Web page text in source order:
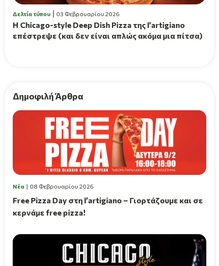
Δελτία τύπου 03 Φεβρουαρίου 2026
Η Chicago-style Deep Dish Pizza της l’artigiano
επέστρεψε (και δεν είναι απλώς ακόμα μια πίτσα)
Δημοφιλή Άρθρα
Νέα 08 Φεβρουαρίου 2026
Free Pizza Day στη l’artigiano – Γιορτάζουμε και σε
κερνάμε free pizza!